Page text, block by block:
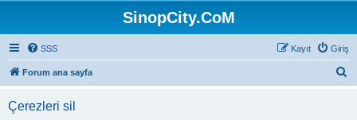
SinopCity.CoM
SSS Giriş
Kayıt
Forum ana sayfa
Çerezleri sil